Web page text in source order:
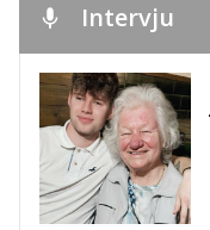
Intervju